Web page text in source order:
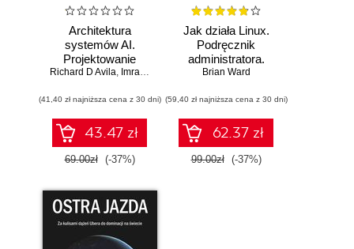
Architektura
systemów AI.
Projektowanie
skalowalnego i
oprogramowania
Richard D Avila, Imran Ahmad
(41,40 zł najniższa cena z 30 dni)
43.47 zł
69.00zł (-37%)
Jak działa Linux.
Podręcznik
administratora.
Wydanie III
Brian Ward
(59,40 zł najniższa cena z 30 dni)
62.37 zł
99.00zł (-37%)